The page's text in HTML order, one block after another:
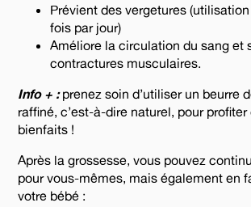
Prévient des vergetures
fois par jour)
Améliore la circulation du sang et
contractures musculaires.
Info + : prenez soin d’utiliser un beurre
raffiné, c’est-à-dire naturel, pour
bienfaits !
Après la grossesse, vous pouvez
pour vous-mêmes, mais également en
votre bébé :